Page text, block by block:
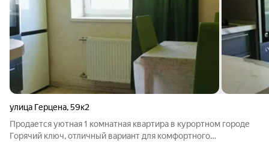
улица Герцена,59к2
Продается уютная 1 комнатная квартира в курортном городе
Горячий ключ, отличный вариант для комфортного